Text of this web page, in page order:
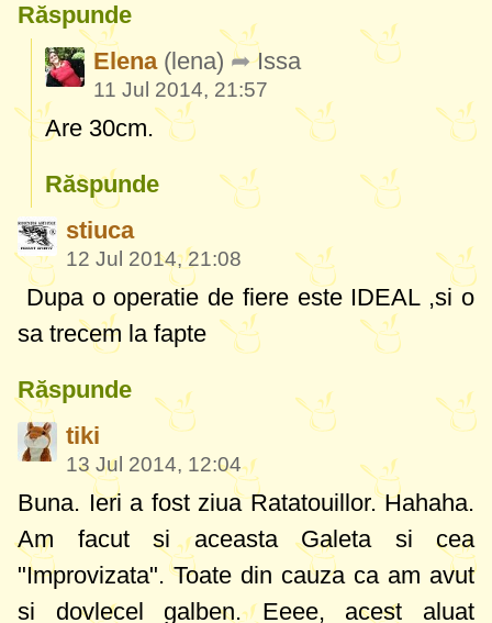
Răspunde
Elena (lena) Issa
11 Jul 2014, 21:57
Are 30cm.
Răspunde
stiuca
12 Jul 2014, 21:08
Dupa o operatie de fiere este IDEAL ,si o
sa trecem la fapte
Răspunde
tiki
13 Jul 2014, 12:04
Buna. Ieri a fost ziua Ratatouillor. Hahaha.
Am facut si aceasta Galeta si cea
"Improvizata". Toate din cauza ca am avut
si dovlecel galben. Eeee, acest aluat